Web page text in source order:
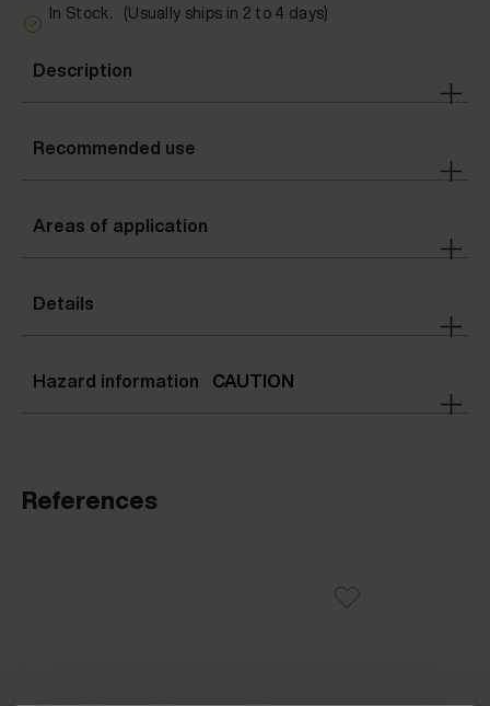
In Stock. (Usually ships in 2 to 4 days)
Description
Recommended use
Areas of application
Details
Hazard information CAUTION
References